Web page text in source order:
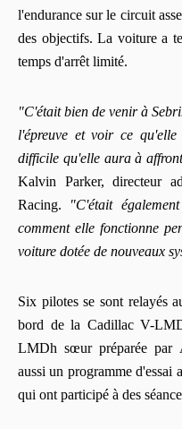
l'endurance sur le circuit
des objectifs. La voiture a
temps d'arrêt limité.
"C'était bien de venir à
l'épreuve et voir ce
difficile qu'elle aura à
Kalvin Parker, directeur
Racing. "C'était
comment elle fonctionne
voiture dotée de nouveaux
Six pilotes se sont relayés
bord de la Cadillac V-
LMDh sœur préparée par
aussi un programme d'essai
qui ont participé à des